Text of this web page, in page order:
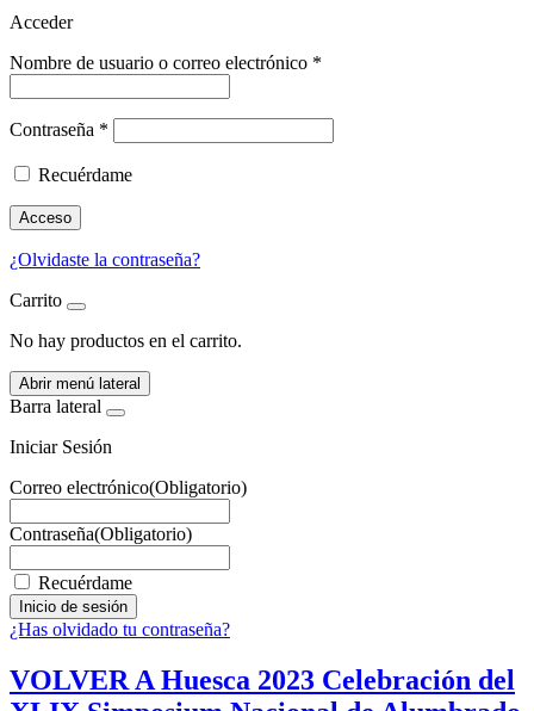
Acceder
Nombre de usuario o correo electrónico *
Contraseña *
Recuérdame
Acceso
¿Olvidaste la contraseña?
Carrito
No hay productos en el carrito.
Abrir menú lateral
Barra lateral
Iniciar Sesión
Correo electrónico(Obligatorio)
Contraseña(Obligatorio)
Recuérdame
¿Has olvidado tu contraseña?
VOLVER A Huesca 2023 Celebración del